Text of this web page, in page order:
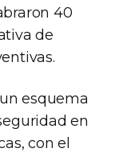
40
de
esquema
en
con el